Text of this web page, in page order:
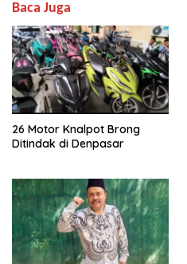
Baca Juga
26 Motor Knalpot Brong
Ditindak di Denpasar